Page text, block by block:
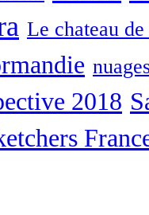
Le chateau
2018